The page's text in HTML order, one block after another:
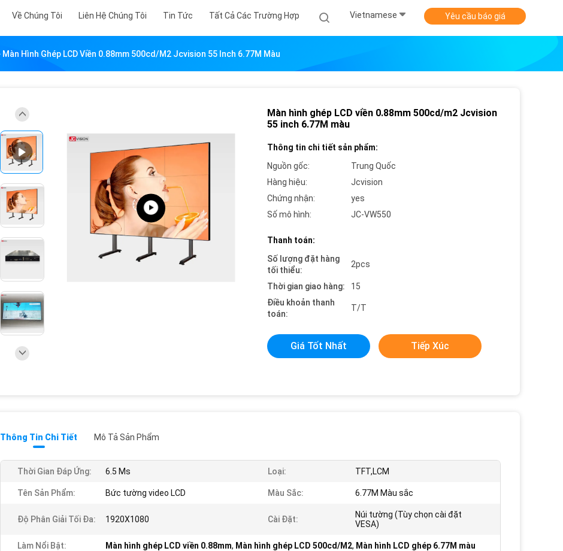
Về Chúng Tôi Liên Hệ Chúng Tôi Tin Tức Tất Cả Các Trường Hợp Vietnamese Yêu cầu báo giá
Màn Hình Ghép LCD Viền 0.88mm 500cd/m2 Jcvision 55 Inch 6.77M Màu
Màn hình ghép LCD viền 0.88mm 500cd/m2 Jcvision
55 inch 6.77M màu
Thông tin chi tiết sản phẩm:
Nguồn gốc:
Trung Quốc
Hàng hiệu:
Jcvision
Chứng nhận:
yes
Số mô hình:
JC-VW550
Thanh toán:
Số lượng đặt hàng
tối thiểu:
2pcs
Thời gian giao hàng:
15
Điều khoản thanh
toán:
T/T
Giá Tốt Nhất Tiếp Xúc
Thông Tin Chi Tiết Mô Tả Sản Phẩm
Thời Gian Đáp Ứng: 6.5 Ms Loại: TFT,LCM
Tên Sản Phẩm: Bức tường video LCD Màu Sắc: 6.77M Màu sắc
Độ Phân Giải Tối Đa: 1920X1080 Cài Đặt:
Núi tường (Tùy chọn cài đặt
VESA)
Làm Nổi Bật: Màn hình ghép LCD viền 0.88mm, Màn hình ghép LCD 500cd/M2, Màn hình LCD ghép 6.77M màu